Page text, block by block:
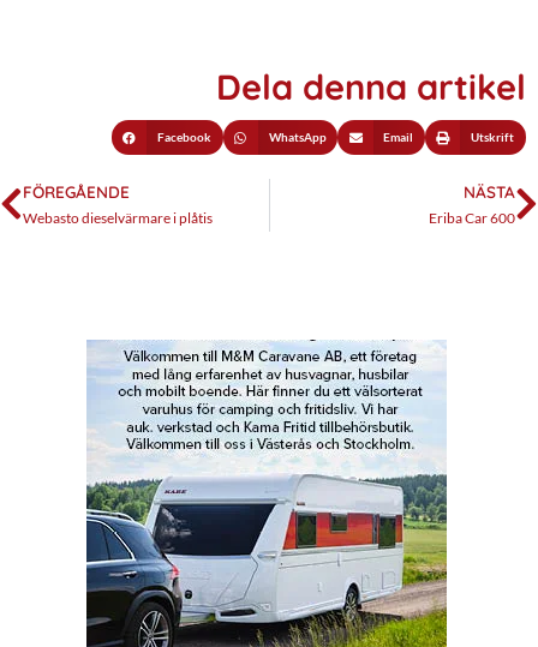
Dela denna artikel
Facebook WhatsApp Email Utskrift
FÖREGÅENDE
Webasto dieselvärmare i plåtis
NÄSTA
Eriba Car 600